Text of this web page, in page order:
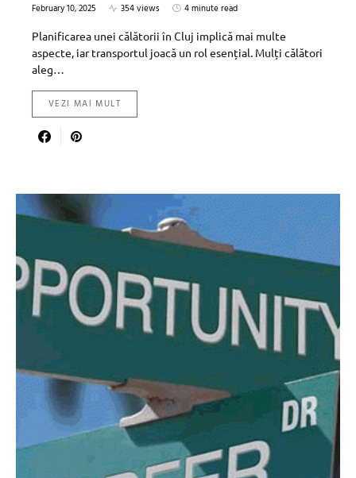
February 10, 2025 354 views
4 minute read
Planificarea unei călătorii în Cluj implică mai multe
aspecte, iar transportul joacă un rol esențial. Mulți călători
aleg…
VEZI MAI MULT